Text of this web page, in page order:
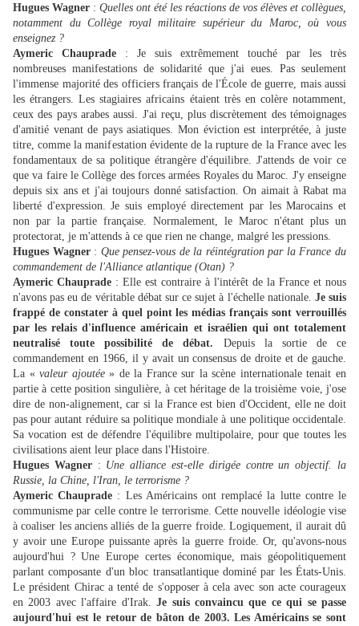
Hugues Wagner : Quelles ont été les réactions de vos élèves et collègues,
notamment du Collège royal militaire supérieur du Maroc, où vous
enseignez ?
Aymeric Chauprade : Je suis extrêmement touché par les très
nombreuses manifestations de solidarité que j'ai eues. Pas seulement
l'immense majorité des officiers français de l'École de guerre, mais aussi
les étrangers. Les stagiaires africains étaient très en colère notamment,
ceux des pays arabes aussi. J'ai reçu, plus discrètement des témoignages
d'amitié venant de pays asiatiques. Mon éviction est interprétée, à juste
titre, comme la manifestation évidente de la rupture de la France avec les
fondamentaux de sa politique étrangère d'équilibre. J'attends de voir ce
que va faire le Collège des forces armées Royales du Maroc. J'y enseigne
depuis six ans et j'ai toujours donné satisfaction. On aimait à Rabat ma
liberté d'expression. Je suis employé directement par les Marocains et
non par la partie française. Normalement, le Maroc n'étant plus un
protectorat, je m'attends à ce que rien ne change, malgré les pressions.
Hugues Wagner: Que pensez-vous de la réintégration par la France du
commandement de l'Alliance atlantique (Otan) ?
Aymeric Chauprade : Elle est contraire à l'intérêt de la France et nous
n'avons pas eu de véritable débat sur ce sujet à l'échelle nationale. Je suis
frappé de constater à quel point les médias français sont verrouillés
par les relais d'influence américain et israélien qui ont totalement
neutralisé toute possibilité de débat. Depuis la sortie de ce
commandement en 1966, il y avait un consensus de droite et de gauche.
La «valeur ajoutée» de la France sur la scène internationale tenait en
partie à cette position singulière, à cet héritage de la troisième voie, j'ose
dire de non-alignement, car si la France est bien d'Occident, elle ne doit
pas pour autant réduire sa politique mondiale à une politique occidentale.
Sa vocation est de défendre l'équilibre multipolaire, pour que toutes les
civilisations aient leur place dans l'Histoire.
Hugues Wagner: Une alliance est-elle dirigée contre un objectif. la
Russie, la Chine, l'Iran, le terrorisme ?
Aymeric Chauprade : Les Américains ont remplacé la lutte contre le
communisme par celle contre le terrorisme. Cette nouvelle idéologie vise
à coaliser les anciens alliés de la guerre froide. Logiquement, il aurait dû
y avoir une Europe puissante après la guerre froide. Or, qu'avons-nous
aujourd'hui ? Une Europe certes économique, mais géopolitiquement
parlant composante d'un bloc transatlantique dominé par les États-Unis.
Le président Chirac a tenté de s'opposer à cela avec son acte courageux
en 2003 avec l'affaire d'Irak.Je suis convaincu que ce qui se passe
aujourd'hui est le retour de bâton de 2003. Les Américains se sont